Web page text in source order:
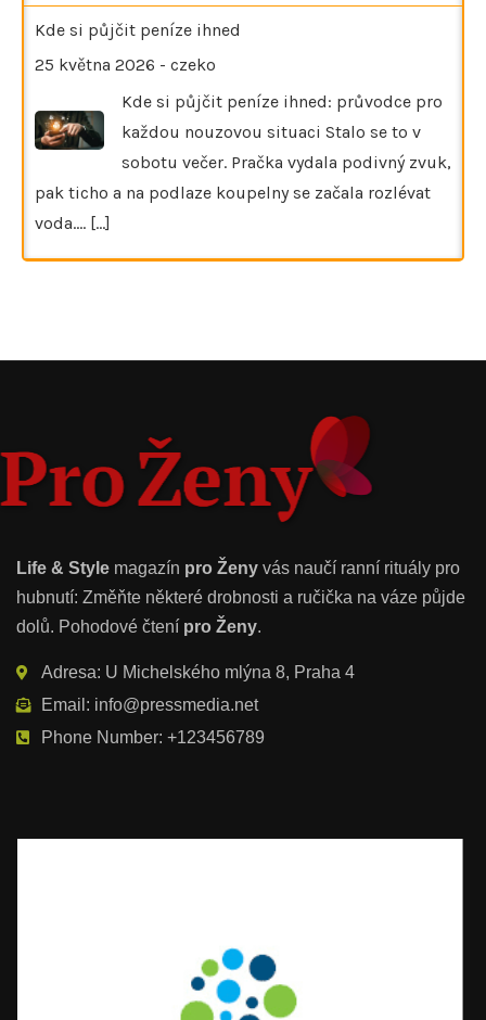
Kde si půjčit peníze ihned
25 května 2026 - czeko
Kde si půjčit peníze ihned: průvodce pro
každou nouzovou situaci Stalo se to v
sobotu večer. Pračka vydala podivný zvuk,
pak ticho a na podlaze koupelny se začala rozlévat
voda.… [...]
Life & Style magazín pro Ženy vás naučí ranní rituály pro
hubnutí: Změňte některé drobnosti a ručička na váze půjde
dolů. Pohodové čtení pro Ženy.
Adresa: U Michelského mlýna 8, Praha 4
Email: info@pressmedia.net
Phone Number: +123456789